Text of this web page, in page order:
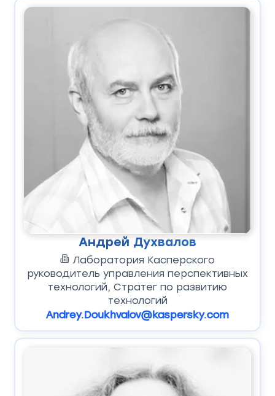
Андрей Духвалов
Лаборатория Касперского
руководитель управления перспективных
технологий, Стратег по развитию
технологий
Andrey.Doukhvalov@kaspersky.com